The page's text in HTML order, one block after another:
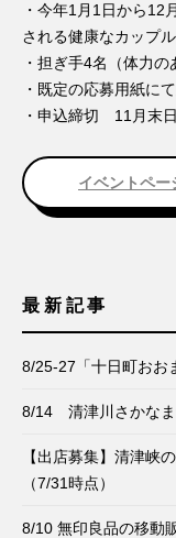
・今年1月1日から12
される健康なカップル
・担ぎ手4名（体力
・既定の応募用紙に
・申込締切 11月末日
イベントペー
最新記事
8/25-27「十日町おお
8/14 清津川さかなま
【出店募集】清津峡
（7/31時点）
8/10 無印良品の移動